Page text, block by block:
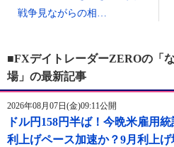
戦争見ながらの相…
■FXデイトレーダーZEROの「
場」の最新記事
2026年08月07日(金)09:11公開
ドル円158円半ば！今晩米雇用
利上げペース加速か？9月利上げ